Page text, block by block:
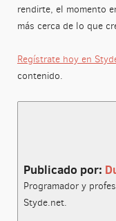
rendirte, el momento
más cerca de lo que
Regístrate hoy en
contenido.
Publicado por:
Programador y
Styde.net.